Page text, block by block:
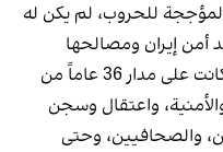
للحروب، لم يكن له
إيران ومصالحها
الوطنية؛ وهي التهمة نفسها التي كانت على مدار 36 عاماً من
واعتقال وسجن
والصحافيين، وحتى